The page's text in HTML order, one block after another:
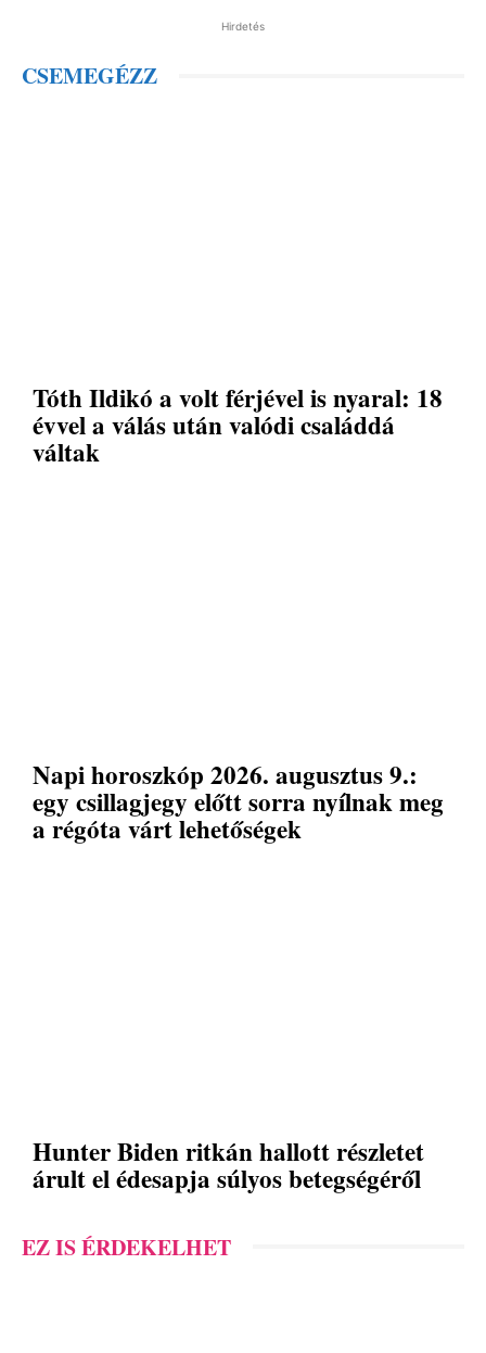
Hirdetés
CSEMEGÉZZ
Tóth Ildikó a volt férjével is nyaral: 18
évvel a válás után valódi családdá
váltak
Napi horoszkóp 2026. augusztus 9.:
egy csillagjegy előtt sorra nyílnak meg
a régóta várt lehetőségek
Hunter Biden ritkán hallott részletet
árult el édesapja súlyos betegségéről
EZ IS ÉRDEKELHET